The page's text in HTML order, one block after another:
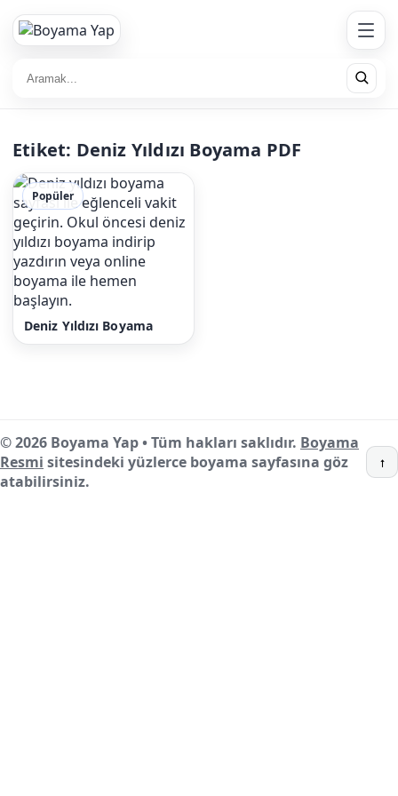
Etiket: Deniz Yıldızı Boyama PDF
Popüler
Deniz Yıldızı Boyama
© 2026 Boyama Yap • Tüm hakları saklıdır. Boyama
Resmi sitesindeki yüzlerce boyama sayfasına göz
atabilirsiniz.
↑